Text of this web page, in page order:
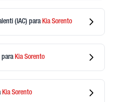
(IAC) para KiaSorento
para KiaSorento
KiaSorento